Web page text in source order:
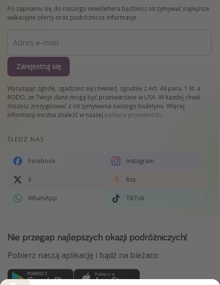
Po zapisaniu się do naszego newslettera będziesz otrzymywać najlepsze
wakacyjne oferty oraz podróżnicze informacje.
Zarejestruj się
Wyrażając zgodę, zgadzasz się również, zgodnie z Art. 49 para. 1 lit. a
RODO, że Twoje dane mogą być przetwarzane w USA. W każdej chwili
możesz zrezygnować z otrzymywania naszego biuletynu. Więcej
informacji można znaleźć w naszej polityce prywatności.
ŚLEDŹ NAS
Facebook Instagram
X Rss
WhatsApp TikTok
Nie przegap najlepszych okazji podróżniczych!
Pobierz naszą aplikację i bądź na bieżaco